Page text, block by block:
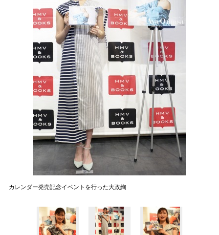
カレンダー発売記念イベントを行った大政絢